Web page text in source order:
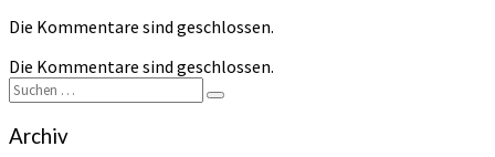
Die Kommentare sind geschlossen.
Die Kommentare sind geschlossen.
Suchen
nach:
Suchen
Archiv